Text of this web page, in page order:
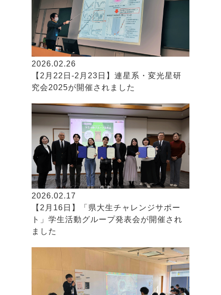
2026.02.26
【2月22日-2月23日】連星系・変光星研
究会2025が開催されました
2026.02.17
【2月16日】「県大生チャレンジサポー
ト」学生活動グループ発表会が開催され
ました